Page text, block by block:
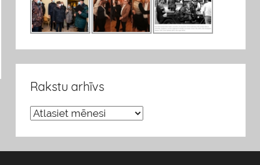
Rakstu arhīvs
R